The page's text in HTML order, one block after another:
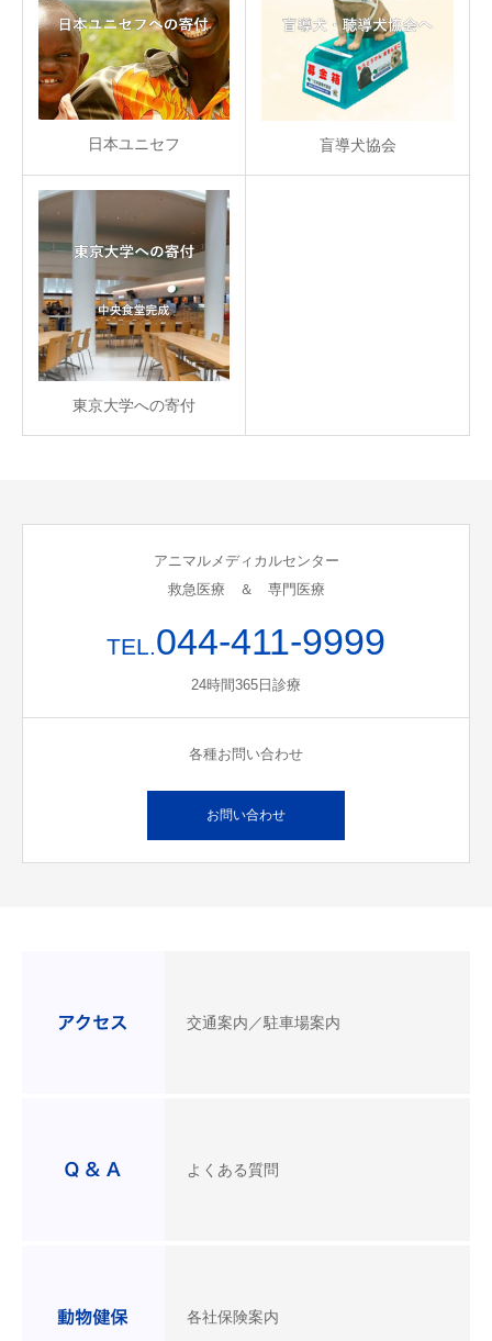
日本ユニセフ 盲導犬協会
東京大学への寄付
アニマルメディカルセンター
救急医療 ＆ 専門医療
TEL.044-411-9999
24時間365日診療
各種お問い合わせ
お問い合わせ
交通案内／駐車場案内
よくある質問
各社保険案内